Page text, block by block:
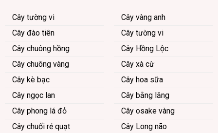
Cây tường vi
Cây đào tiên
Cây chuông hồng
Cây chuông vàng
Cây kè bạc
Cây ngọc lan
Cây phong lá đỏ
Cây chuối rẻ quạt
Cây vàng anh
Cây tường vi
Cây Hồng Lộc
Cây xà cừ
Cây hoa sữa
Cây bằng lăng
Cây osake vàng
Cây Long não